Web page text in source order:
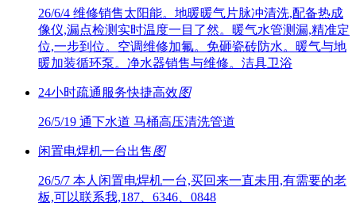
26/6/4 维修销售太阳能。地暖暖气片脉冲清洗,配备热成
像仪,漏点检测实时温度一目了然。暖气水管测漏,精准定
位,一步到位。空调维修加氟。免砸瓷砖防水。暖气与地
暖加装循环泵。净水器销售与维修。洁具卫浴
24小时疏通服务快捷高效图
26/5/19 通下水道 马桶高压清洗管道
闲置电焊机一台出售图
26/5/7 本人闲置电焊机一台,买回来一直未用,有需要的老
板,可以联系我,187、6346、0848